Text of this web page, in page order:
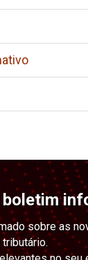
boletim
sobre as